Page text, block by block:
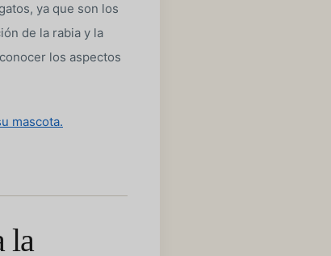
ya que son los
de la rabia y la
los aspectos
mascota.
la